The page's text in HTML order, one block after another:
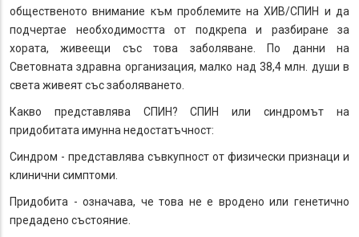
общественото внимание към проблемите на ХИВ/СПИН и да
подчертае необходимостта от подкрепа и разбиране за
хората, живеещи със това заболяване. По данни на
Световната здравна организация, малко над 38,4 млн. души в
света живеят със заболяването.
Какво представлява СПИН? СПИН или синдромът на
придобитата имунна недостатъчност:
Синдром - представлява съвкупност от физически признаци и
клинични симптоми.
Придобита - означава, че това не е вродено или генетично
предадено състояние.